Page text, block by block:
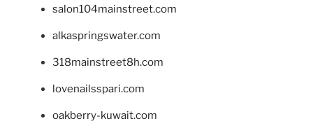
salon104mainstreet.com
alkaspringswater.com
318mainstreet8h.com
lovenailsspari.com
oakberry-kuwait.com